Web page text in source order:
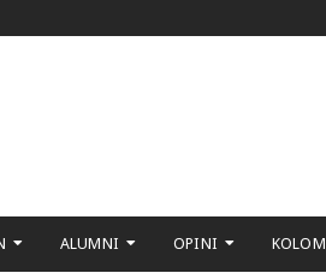
ALUMNI OPINI KOLOM